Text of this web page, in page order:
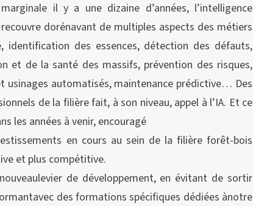
il y a une dizaine d’années, l’intelligence
dorénavant de multiples aspects des métiers
des essences, détection des défauts,
et de la santé des massifs, prévention des risques,
automatisés, maintenance prédictive… Des
de la filière fait, à son niveau, appel à l’IA. Et ce
les années à venir, encouragé
en cours au sein de la filière forêt-bois
et plus compétitive.
de développement, en évitant de sortir
des formations spécifiques dédiées ànotre